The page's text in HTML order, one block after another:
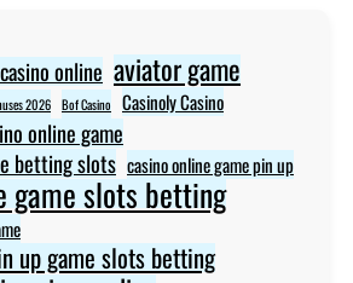
online aviator game
2026 Bof Casino Casinoly Casino
online game
betting slots casino online game pin up
game slots betting
up game slots betting